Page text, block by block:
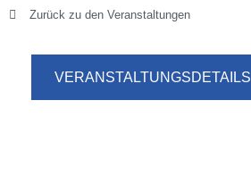
Zurück zu den Veranstaltungen
VERANSTALTUNGSDETAILS